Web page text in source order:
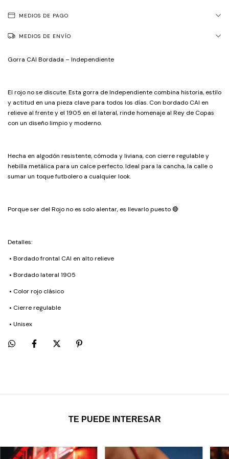
MEDIOS DE PAGO
MEDIOS DE ENVÍO
Gorra CAI Bordada – Independiente
El rojo no se discute. Esta gorra de Independiente combina historia, estilo
y actitud en una pieza clave para todos los días. Con bordado CAI en
relieve al frente y el 1905 en el lateral, rinde homenaje al Rey de Copas
con un diseño limpio y moderno.
Hecha en algodón resistente, cómoda y liviana, con cierre regulable y
hebilla metálica para un calce perfecto. Ideal para la cancha, la calle o
sumar un toque futbolero a cualquier look.
Porque ser del Rojo no es solo alentar, es llevarlo puesto 🔴
Detalles:
• Bordado frontal CAI en alto relieve
• Bordado lateral 1905
• Color rojo clásico
• Cierre regulable
• Unisex
TE PUEDE INTERESAR